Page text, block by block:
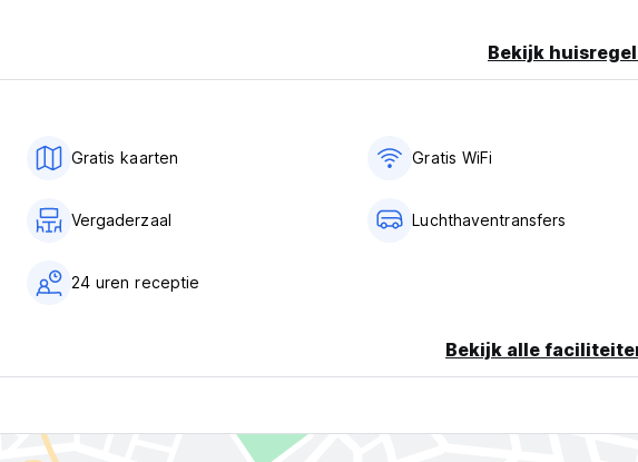
de 12 jaar - 50% korting. (Auto-translated from original language)
Bekijk
Gratis kaarten Gratis WiFi
Vergaderzaal Luchthaventransfers
24 uren receptie
Bekijk alle